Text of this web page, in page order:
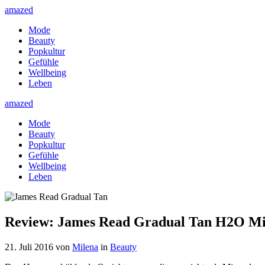
amazed
Mode
Beauty
Popkultur
Gefühle
Wellbeing
Leben
amazed
Mode
Beauty
Popkultur
Gefühle
Wellbeing
Leben
Review: James Read Gradual Tan H2O
21. Juli 2016 von Milena in Beauty